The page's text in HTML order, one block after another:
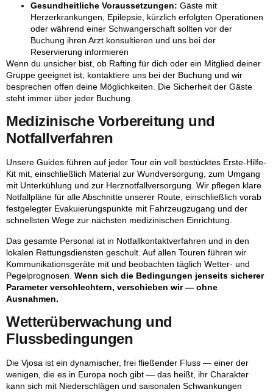
Gesundheitliche Voraussetzungen: Gäste mit
Herzerkrankungen, Epilepsie, kürzlich erfolgten Operationen
oder während einer Schwangerschaft sollten vor der
Buchung ihren Arzt konsultieren und uns bei der
Reservierung informieren
Wenn du unsicher bist, ob Rafting für dich oder ein Mitglied deiner
Gruppe geeignet ist, kontaktiere uns bei der Buchung und wir
besprechen offen deine Möglichkeiten. Die Sicherheit der Gäste
steht immer über jeder Buchung.
Medizinische Vorbereitung und
Notfallverfahren
Unsere Guides führen auf jeder Tour ein voll bestücktes Erste-Hilfe-
Kit mit, einschließlich Material zur Wundversorgung, zum Umgang
mit Unterkühlung und zur Herznotfallversorgung. Wir pflegen klare
Notfallpläne für alle Abschnitte unserer Route, einschließlich vorab
festgelegter Evakuierungspunkte mit Fahrzeugzugang und der
schnellsten Wege zur nächsten medizinischen Einrichtung.
Das gesamte Personal ist in Notfall­kontakt­verfahren und in den
lokalen Rettungsdiensten geschult. Auf allen Touren führen wir
Kommunikationsgeräte mit und beobachten täglich Wetter- und
Pegelprognosen. Wenn sich die Bedingungen jenseits sicherer
Parameter verschlechtern, verschieben wir — ohne
Ausnahmen.
Wetterüberwachung und
Flussbedingungen
Die Vjosa ist ein dynamischer, frei fließender Fluss — einer der
wenigen, die es in Europa noch gibt — das heißt, ihr Charakter
kann sich mit Niederschlägen und saisonalen Schwankungen